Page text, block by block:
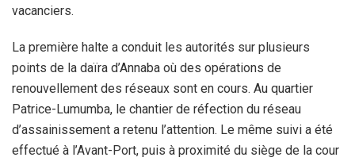
vacanciers.
La première halte a conduit les autorités sur plusieurs
points de la daïra d’Annaba où des opérations de
renouvellement des réseaux sont en cours. Au quartier
Patrice-Lumumba, le chantier de réfection du réseau
d’assainissement a retenu l’attention. Le même suivi a été
effectué à l’Avant-Port, puis à proximité du siège de la cour